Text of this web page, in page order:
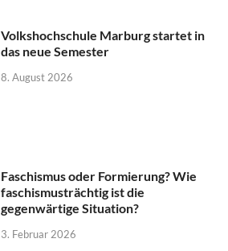
Volkshochschule Marburg startet in
das neue Semester
8. August 2026
Faschismus oder Formierung? Wie
faschismusträchtig ist die
gegenwärtige Situation?
3. Februar 2026